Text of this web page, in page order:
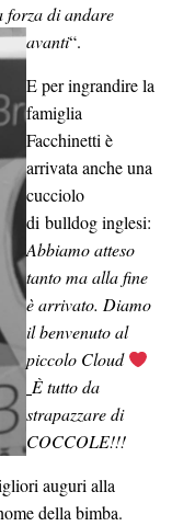
forza di andare
avanti“.
E per ingrandire la
famiglia
Facchinetti è
arrivata anche una
cucciolo
di bulldog inglesi:
Abbiamo atteso
tanto ma alla fine
è arrivato. Diamo
il benvenuto al
piccolo Cloud
È tutto da
strapazzare di
COCCOLE!!!
auguri alla
della bimba.